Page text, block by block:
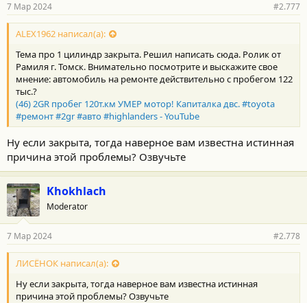
7 Мар 2024 #2.777
ALEX1962 написал(а):
Тема про 1 цилиндр закрыта. Решил написать сюда. Ролик от
Рамиля г. Томск. Внимательно посмотрите и выскажите свое
мнение: автомобиль на ремонте действительно с пробегом 122
тыс.?
(46) 2GR пробег 120т.км УМЕР мотор! Капиталка двс. #toyota
#ремонт #2gr #авто #highlanders - YouTube
Ну если закрыта, тогда наверное вам известна истинная
причина этой проблемы? Озвучьте
Khokhlach
Moderator
7 Мар 2024 #2.778
ЛИСЁНОК написал(а):
Ну если закрыта, тогда наверное вам известна истинная
причина этой проблемы? Озвучьте